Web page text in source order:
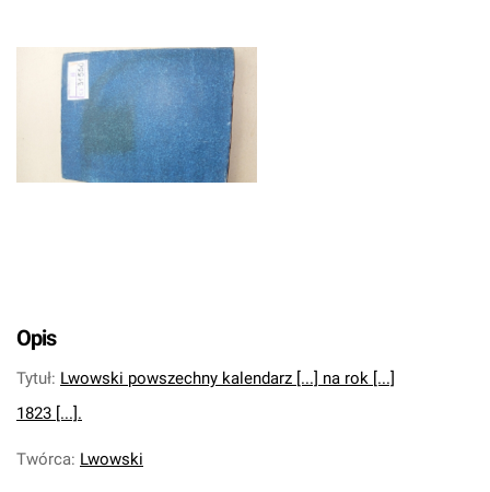
Opis
Tytuł: Lwowski powszechny kalendarz [...] na rok [...]
1823 [...].
Twórca: Lwowski